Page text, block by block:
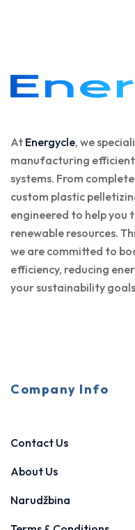
At Energycle, we
manufacturing
systems. From
custom plastic
engineered to help
renewable resources.
we are committed to
efficiency, reducing
your sustainability
Company Info
Contact Us
About Us
Narudžbina